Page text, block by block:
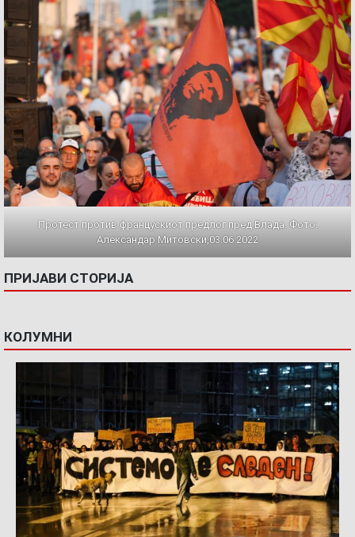
Протест против францускиот предлог пред Влада. Фото:
Александар Митовски,03.06.2022
ПРИЈАВИ СТОРИЈА
КОЛУМНИ